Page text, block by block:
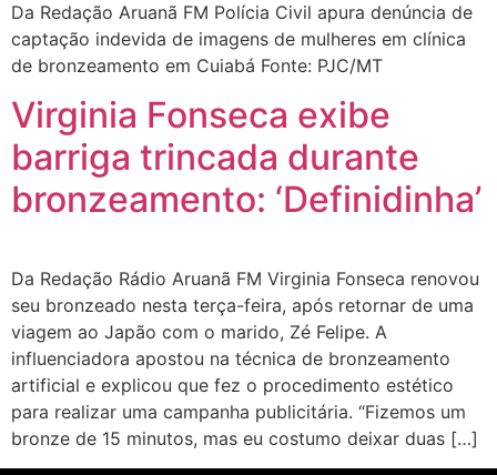
Da Redação Aruanã FM Polícia Civil apura denúncia de
captação indevida de imagens de mulheres em clínica
de bronzeamento em Cuiabá Fonte: PJC/MT
Virginia Fonseca exibe
barriga trincada durante
bronzeamento: ‘Definidinha’
Da Redação Rádio Aruanã FM Virginia Fonseca renovou
seu bronzeado nesta terça-feira, após retornar de uma
viagem ao Japão com o marido, Zé Felipe. A
influenciadora apostou na técnica de bronzeamento
artificial e explicou que fez o procedimento estético
para realizar uma campanha publicitária. “Fizemos um
bronze de 15 minutos, mas eu costumo deixar duas […]